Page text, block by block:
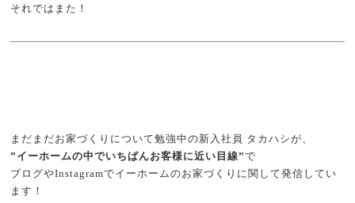
それではまた！
まだまだお家づくりについて勉強中の新入社員 タカハシが、
”イーホームの中でいちばんお客様に近い目線”で
ブログやInstagramでイーホームのお家づくりに関して発信してい
ます！